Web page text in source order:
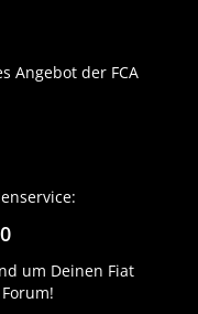
Angebot der FCA
um Deinen Fiat